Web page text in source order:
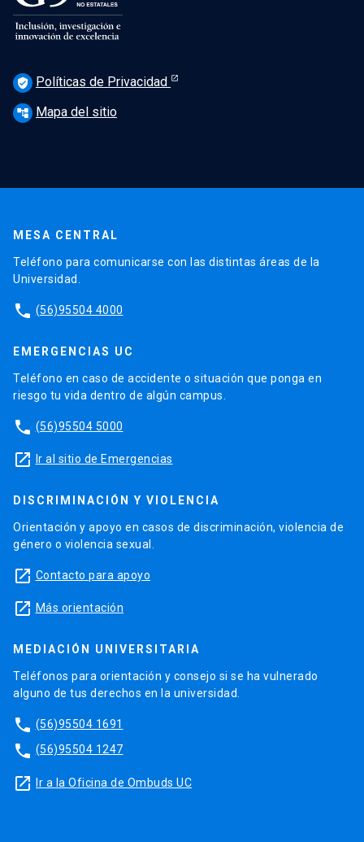
verified_user Políticas de Privacidad
account_tree Mapa del sitio
MESA CENTRAL
Teléfono para comunicarse con las distintas áreas de la
Universidad.
phone (56)95504 4000
EMERGENCIAS UC
Teléfono en caso de accidente o situación que ponga en
riesgo tu vida dentro de algún campus.
phone (56)95504 5000
launch Ir al sitio de Emergencias
DISCRIMINACIÓN Y VIOLENCIA
Orientación y apoyo en casos de discriminación, violencia de
género o violencia sexual.
launch Contacto para apoyo
launch Más orientación
MEDIACIÓN UNIVERSITARIA
Teléfonos para orientación y consejo si se ha vulnerado
alguno de tus derechos en la universidad.
phone (56)95504 1691
phone (56)95504 1247
launch Ir a la Oficina de Ombuds UC